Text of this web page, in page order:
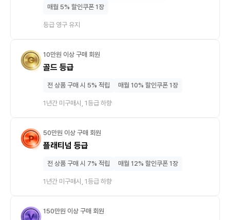
매월 5% 할인쿠폰 1장
등급 영구 유지
10만원 이상 구매 회원
골드 등급
전 상품 구매 시 5% 적립 매월 10% 할인쿠폰 1장
1년간 미구매시, 1등급 하향
50만원 이상 구매 회원
플래티넘 등급
전 상품 구매 시 7% 적립 매월 12% 할인쿠폰 1장
1년간 미구매시, 1등급 하향
150만원 이상 구매 회원